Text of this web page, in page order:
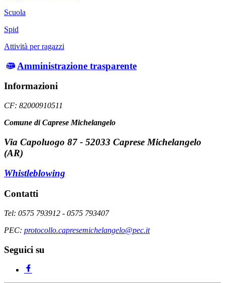
Scuola
Spid
Attività per ragazzi
Amministrazione trasparente
Informazioni
CF: 82000910511
Comune di Caprese Michelangelo
Via Capoluogo 87 - 52033 Caprese Michelangelo
(AR)
Whistleblowing
Contatti
Tel: 0575 793912 - 0575 793407
PEC: protocollo.capresemichelangelo@pec.it
Seguici su